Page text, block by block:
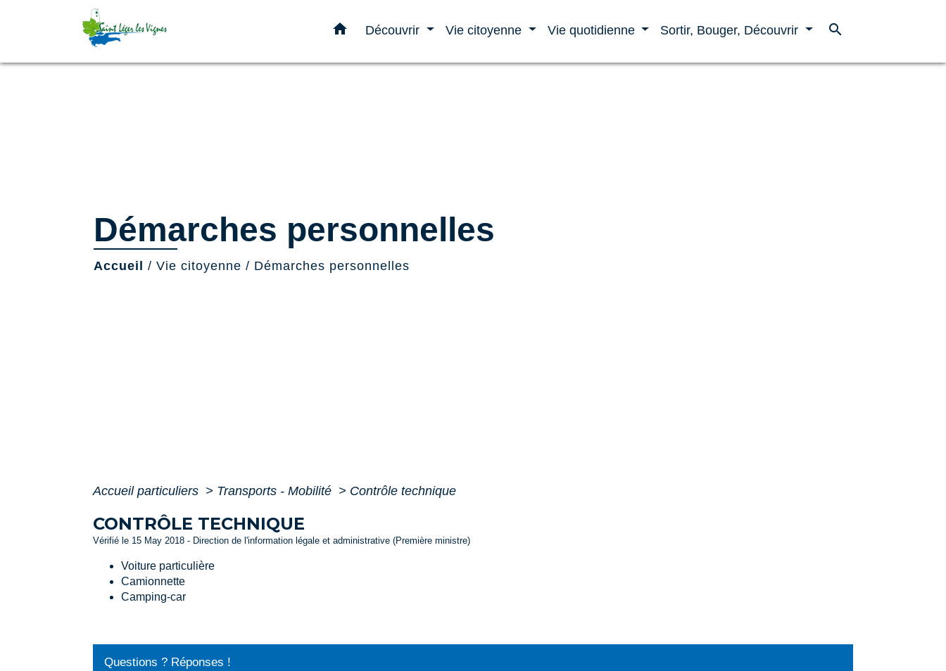
home Découvrir Vie citoyenne Vie quotidienne Sortir, Bouger, Découvrir search
Démarches personnelles
Accueil / Vie citoyenne / Démarches personnelles
Accueil particuliers > Transports - Mobilité > Contrôle technique
CONTRÔLE TECHNIQUE
Vérifié le 15 May 2018 - Direction de l'information légale et administrative (Première ministre)
Voiture particulière
Camionnette
Camping-car
Questions ? Réponses !